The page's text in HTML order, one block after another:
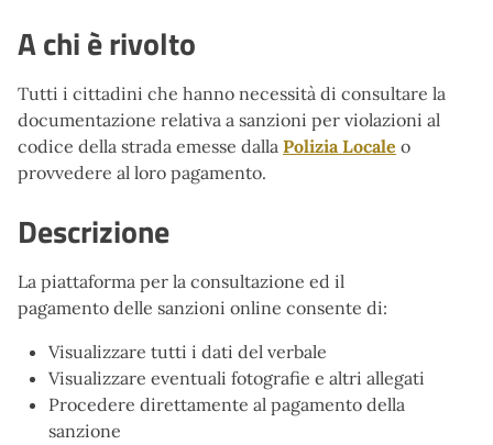
A chi è rivolto
Tutti i cittadini che hanno necessità di consultare la
documentazione relativa a sanzioni per violazioni al
codice della strada emesse dalla Polizia Locale o
provvedere al loro pagamento.
Descrizione
La piattaforma per la consultazione ed il
pagamento delle sanzioni online consente di:
Visualizzare tutti i dati del verbale
Visualizzare eventuali fotografie e altri allegati
Procedere direttamente al pagamento della
sanzione